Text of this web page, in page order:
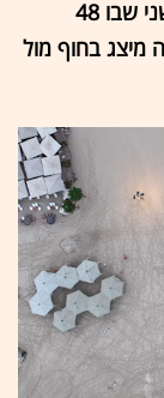
ביום ה-717 למלחמה וערב ראש השנה השני שבו 48
מיצג בחוף מול